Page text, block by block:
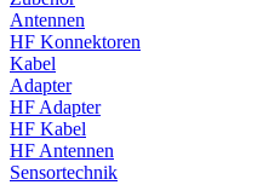
Antennen
HF Konnektoren
Kabel
Adapter
HF Adapter
HF Kabel
HF Antennen
Sensortechnik